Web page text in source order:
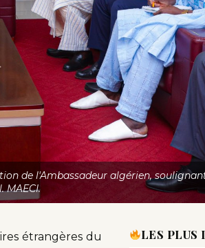
de l'Ambassadeur algérien,
MAECI.
étrangères du
LES PLUS